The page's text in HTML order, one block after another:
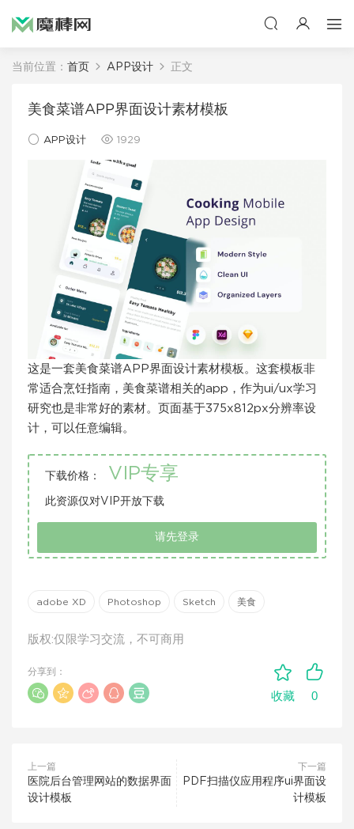
当前位置： 首页 APP设计 正文
美食菜谱APP界面设计素材模板
APP设计 1929
这是一套美食菜谱APP界面设计素材模板。这套模板非
常适合烹饪指南，美食菜谱相关的app，作为ui/ux学习
研究也是非常好的素材。页面基于375x812px分辨率设
计，可以任意编辑。
下载价格： VIP专享
此资源仅对VIP开放下载
请先登录
adobe XD Photoshop Sketch 美食
版权:仅限学习交流，不可商用
收藏 0
分享到：
上一篇
医院后台管理网站的数据界面
设计模板
下一篇
PDF扫描仪应用程序ui界面设
计模板